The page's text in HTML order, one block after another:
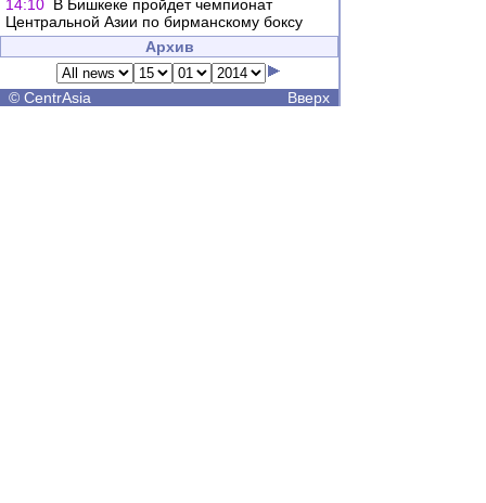
14:10
В Бишкеке пройдет чемпионат
Центральной Азии по бирманскому боксу
Архив
© CentrAsia Вверх